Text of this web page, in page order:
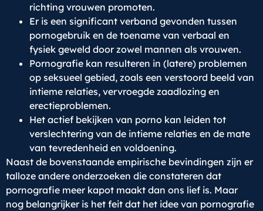
richting vrouwen promoten.
Er is een significant verband gevonden tussen
pornogebruik en de toename van verbaal en
fysiek geweld door zowel mannen als vrouwen.
Pornografie kan resulteren in (latere) problemen
op seksueel gebied, zoals een verstoord beeld van
intieme relaties, vervroegde zaadlozing en
erectieproblemen.
Het actief bekijken van porno kan leiden tot
verslechtering van de intieme relaties en de mate
van tevredenheid en voldoening.
Naast de bovenstaande empirische bevindingen zijn er
talloze andere onderzoeken die constateren dat
pornografie meer kapot maakt dan ons lief is. Maar
nog belangrijker is het feit dat het idee van pornografie